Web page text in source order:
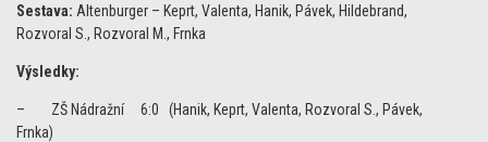
Sestava: Altenburger – Keprt, Valenta, Hanik, Pávek, Hildebrand,
Rozvoral S., Rozvoral M., Frnka
Výsledky:
– ZŠ Nádražní 6:0 (Hanik, Keprt, Valenta, Rozvoral S., Pávek,
Frnka)